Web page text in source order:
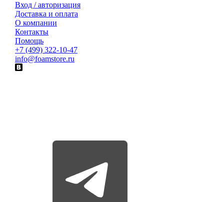
Вход / авторизация
Доставка и оплата
О компании
Контакты
Помощь
+7 (499) 322-10-47
info@foamstore.ru